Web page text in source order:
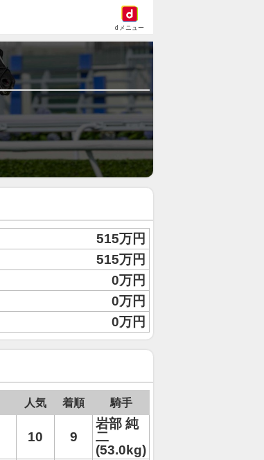
dメニュー
515万円
515万円
0万円
0万円
0万円
人気 着順 騎手
10 9
岩部 純
二
(53.0kg)